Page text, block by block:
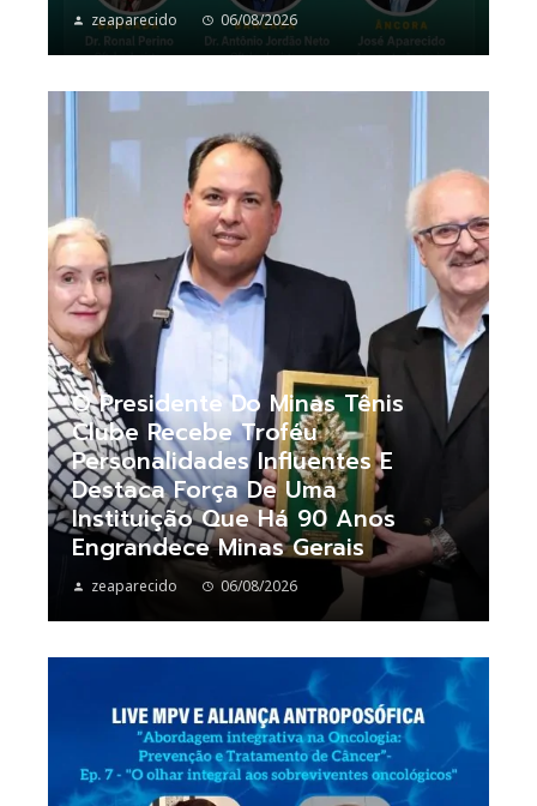
zeaparecido 06/08/2026
O Presidente Do Minas Tênis
Clube Recebe Troféu
Personalidades Influentes E
Destaca Força De Uma
Instituição Que Há 90 Anos
Engrandece Minas Gerais
zeaparecido 06/08/2026